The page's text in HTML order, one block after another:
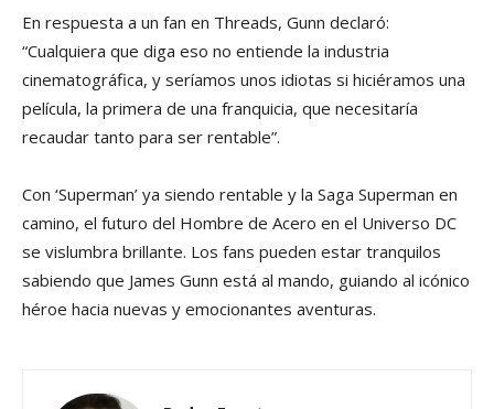
En respuesta a un fan en Threads, Gunn declaró:
“Cualquiera que diga eso no entiende la industria
cinematográfica, y seríamos unos idiotas si hiciéramos una
película, la primera de una franquicia, que necesitaría
recaudar tanto para ser rentable”.
Con ‘Superman’ ya siendo rentable y la Saga Superman en
camino, el futuro del Hombre de Acero en el Universo DC
se vislumbra brillante. Los fans pueden estar tranquilos
sabiendo que James Gunn está al mando, guiando al icónico
héroe hacia nuevas y emocionantes aventuras.